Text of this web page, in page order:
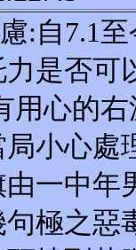
:自7.1
是否可
用心的
小心處
一中年
極之惡